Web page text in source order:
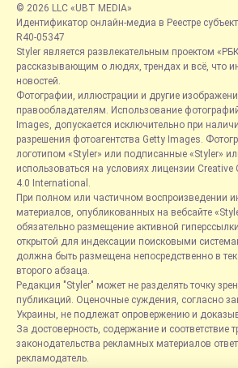
© 2026 LLC «UBT MEDIA»
Идентификатор онлайн-медиа в Реестре
R40-05347
Styler является развлекательным проектом
рассказывающим о людях, трендах и всё, что
новостей.
Фотографии, иллюстрации и другие
правообладателям. Использование
Images, допускается исключительно при
разрешения фотоагентства Getty Images.
логотипом «Styler» или подписанные «Styler»
использоваться на условиях лицензии
4.0 International.
При полном или частичном воспроизведении
материалов, опубликованных на вебсайте
обязательно размещение активной
открытой для индексации поисковыми
должна быть размещена непосредственно в
второго абзаца.
Редакция "Styler" может не разделять точку
публикаций. Оценочные суждения, согласно
Украины, не подлежат опровержению и
За достоверность, содержание и соответствие
законодательства рекламных материалов
рекламодатель.